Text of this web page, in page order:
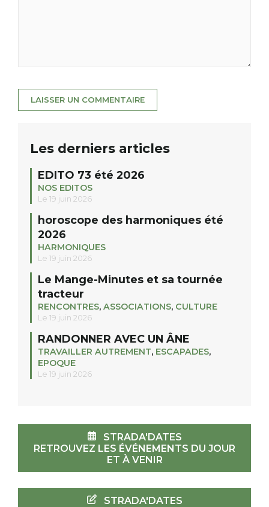
Les derniers articles
EDITO 73 été 2026
NOS EDITOS
Le 19 juin 2026
horoscope des harmoniques été
2026
HARMONIQUES
Le 19 juin 2026
Le Mange-Minutes et sa tournée
tracteur
RENCONTRES, ASSOCIATIONS, CULTURE
Le 19 juin 2026
RANDONNER AVEC UN ÂNE
TRAVAILLER AUTREMENT, ESCAPADES,
EPOQUE
Le 19 juin 2026
STRADA'DATES
RETROUVEZ LES ÉVÉNEMENTS DU JOUR
ET À VENIR
STRADA'DATES